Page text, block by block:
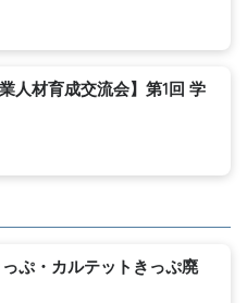
人材育成交流会】第1回 学
ぷ・カルテットきっぷ廃